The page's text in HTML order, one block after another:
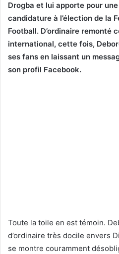
Drogba et lui apporte pour
candidature à l’élection de la
Football. D’ordinaire remonté
international, cette fois,
ses fans en laissant un
son profil Facebook.
Toute la toile en est témoin.
d’ordinaire très docile envers
se montre couramment